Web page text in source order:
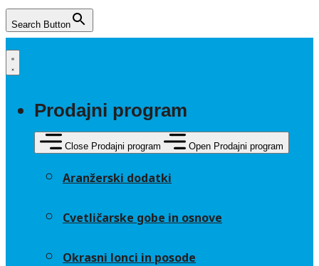
Search Button
Prodajni program
Close Prodajni program Open Prodajni program
Aranžerski dodatki
Cvetličarske gobe in osnove
Okrasni lonci in posode